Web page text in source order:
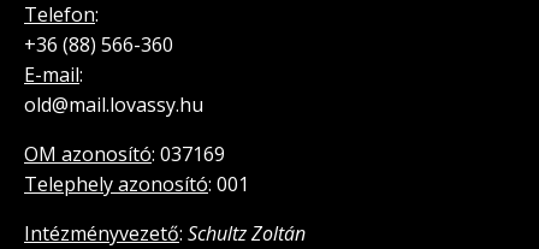
Telefon:
+36 (88) 566-360
E-mail:
old@mail.lovassy.hu
OM azonosító: 037169
Telephely azonosító: 001
Intézményvezető: Schultz Zoltán